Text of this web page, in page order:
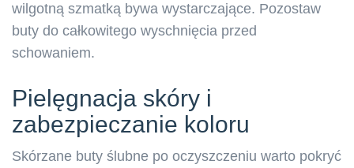
wilgotną szmatką bywa wystarczające. Pozostaw
buty do całkowitego wyschnięcia przed
schowaniem.
Pielęgnacja skóry i
zabezpieczanie koloru
Skórzane buty ślubne po oczyszczeniu warto pokryć